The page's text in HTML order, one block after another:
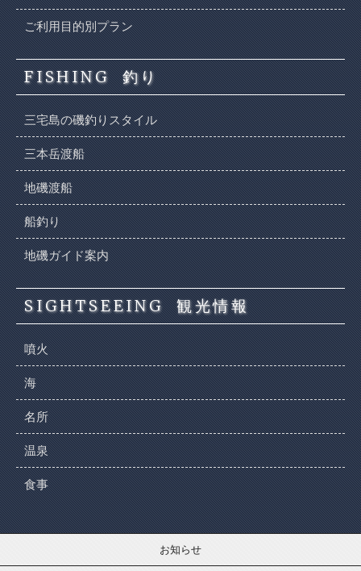
ご利用目的別プラン
FISHING 釣り
三宅島の磯釣りスタイル
三本岳渡船
地磯渡船
船釣り
地磯ガイド案内
SIGHTSEEING 観光情報
噴火
海
名所
温泉
食事
お知らせ